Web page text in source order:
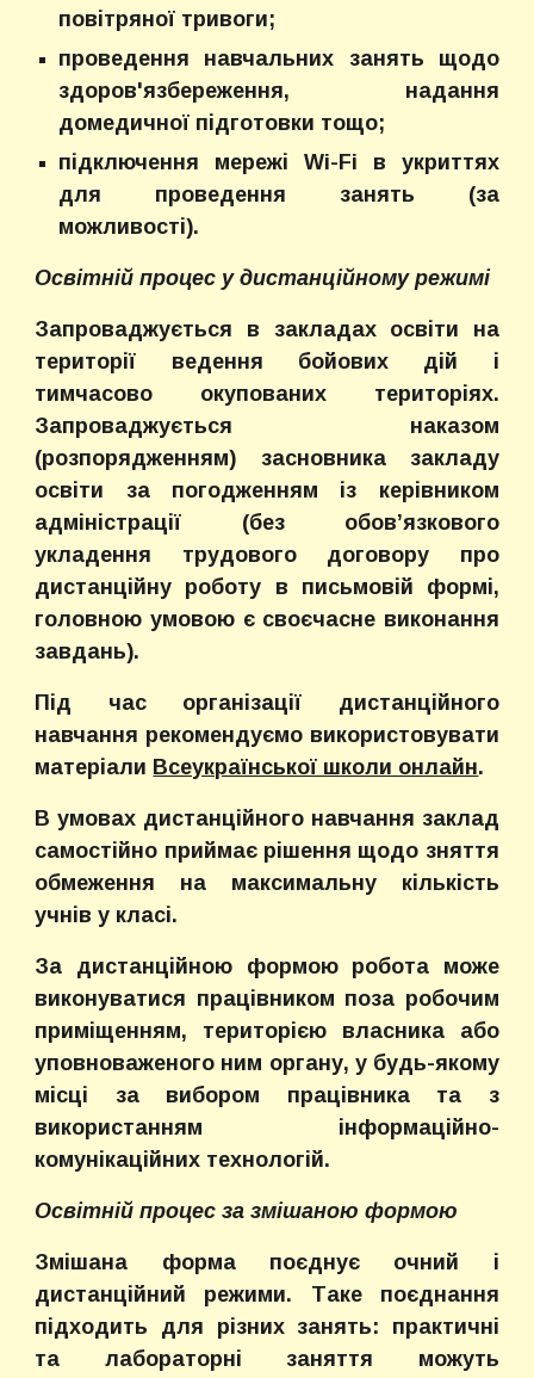
повітряної тривоги;
проведення навчальних занять щодо
здоров'язбереження, надання
домедичної підготовки тощо;
підключення мережі Wi-Fi в укриттях
для проведення занять (за
можливості).
Освітній процес у дистанційному режимі
Запроваджується в закладах освіти на
території ведення бойових дій і
тимчасово окупованих територіях.
Запроваджується наказом
(розпорядженням) засновника закладу
освіти за погодженням із керівником
адміністрації (без обов’язкового
укладення трудового договору про
дистанційну роботу в письмовій формі,
головною умовою є своєчасне виконання
завдань).
Під час організації дистанційного
навчання рекомендуємо використовувати
матеріали Всеукраїнської школи онлайн.
В умовах дистанційного навчання заклад
самостійно приймає рішення щодо зняття
обмеження на максимальну кількість
учнів у класі.
За дистанційною формою робота може
виконуватися працівником поза робочим
приміщенням, територією власника або
уповноваженого ним органу, у будь-якому
місці за вибором працівника та з
використанням інформаційно-
комунікаційних технологій.
Освітній процес за змішаною формою
Змішана форма поєднує очний і
дистанційний режими. Таке поєднання
підходить для різних занять: практичні
та лабораторні заняття можуть